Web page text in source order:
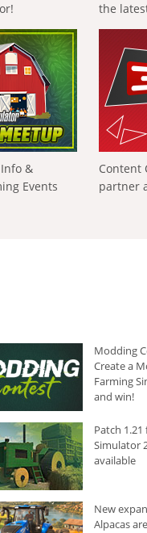
the
&
Events
Content
partner
Modding
Create a
Farming
and win!
Patch
Simulator
available
New
Alpacas